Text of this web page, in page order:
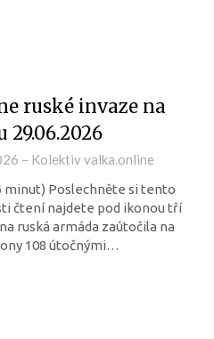
ruské invaze na
– Kolektiv valka.online
minut) Poslechněte si tento
čtení najdete pod ikonou tří
ruská armáda zaútočila na
108 útočnými…